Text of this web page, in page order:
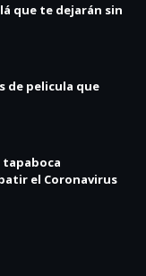
que te dejarán sin
de pelicula que
tapaboca
el Coronavirus